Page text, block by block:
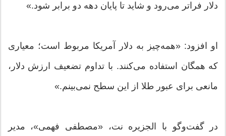
دلار فراتر می‌رود و شاید تا پایان دهه دو برابر شود.»
او افزود: «همه‌چیز به دلار آمریکا مربوط است؛ معیاری
که همگان استفاده می‌کنند. با تداوم تضعیف ارزش دلار،
مانعی برای عبور طلا از این سطح نمی‌بینم.»
در گفت‌وگو با الجزیره نت، «مصطفی فهمی»، مدیر